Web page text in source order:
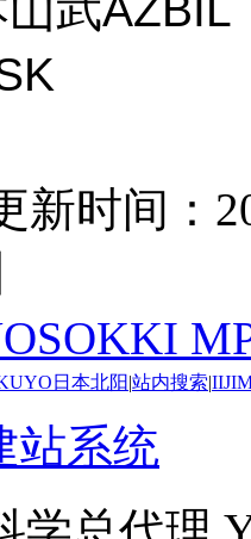
武
新时间：
日本北阳 站内搜索
站系统